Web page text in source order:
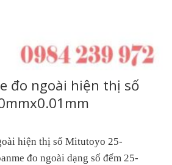
đo ngoài hiện thị số
hiện thị số Mitutoyo 25-
đo ngoài dạng số đếm 25-